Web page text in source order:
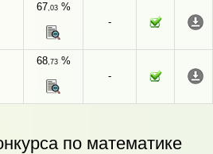
67,03%
-
68,73%
-
по математике